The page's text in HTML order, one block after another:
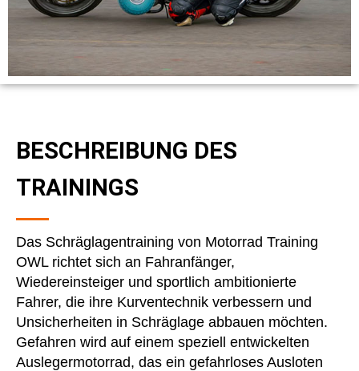
BESCHREIBUNG DES
TRAININGS
Das Schräglagentraining von Motorrad Training
OWL richtet sich an Fahranfänger,
Wiedereinsteiger und sportlich ambitionierte
Fahrer, die ihre Kurventechnik verbessern und
Unsicherheiten in Schräglage abbauen möchten.
Gefahren wird auf einem speziell entwickelten
Auslegermotorrad, das ein gefahrloses Ausloten